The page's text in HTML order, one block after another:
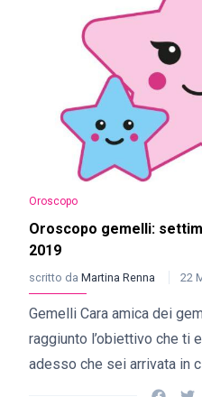
Oroscopo
Oroscopo gemelli:
2019
scritto da Martina Renna 22
Gemelli Cara amica dei
raggiunto l’obiettivo che ti
adesso che sei arrivata in